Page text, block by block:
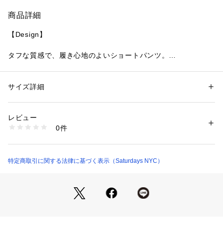
商品詳細
【Design】
タフな質感で、履き心地のよいショートパンツ。
厚手コットンショートパンツ。
丈夫な程よい厚みあるコットン100%素材です。
組成：コットン100%
性別：レディース
素材：コットン 100%
商品番号：
BBS53130 （ショップ）
サイズ詳細
レビュー
0件
特定商取引に関する法律に基づく表示（Saturdays NYC）